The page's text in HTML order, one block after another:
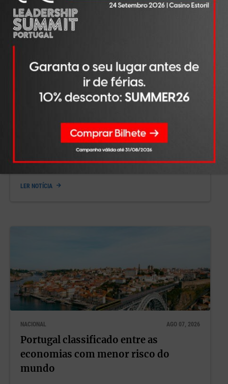
TRABALHO AGO 07, 2026
fim e o silêncio dos recrutadores. O
que mais afasta um candidato de uma
empresa?
LER NOTÍCIA
NACIONAL AGO 07, 2026
Portugal classificado entre as
economias com menor risco do
mundo